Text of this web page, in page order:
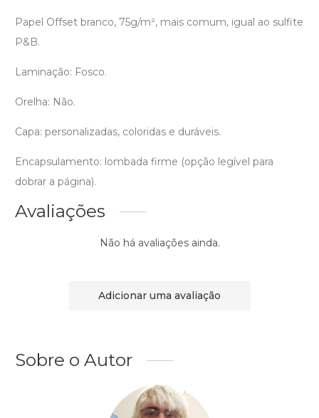
Papel Offset branco, 75g/m², mais comum, igual ao sulfite
P&B.
Laminação: Fosco.
Orelha: Não.
Capa: personalizadas, coloridas e duráveis.
Encapsulamento: lombada firme (opção legível para
dobrar a página).
Avaliações
Não há avaliações ainda.
Adicionar uma avaliação
Sobre o Autor